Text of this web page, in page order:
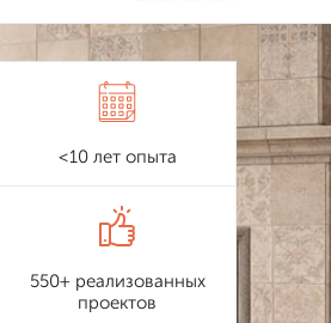
<10 лет опыта
550+ реализованных
проектов